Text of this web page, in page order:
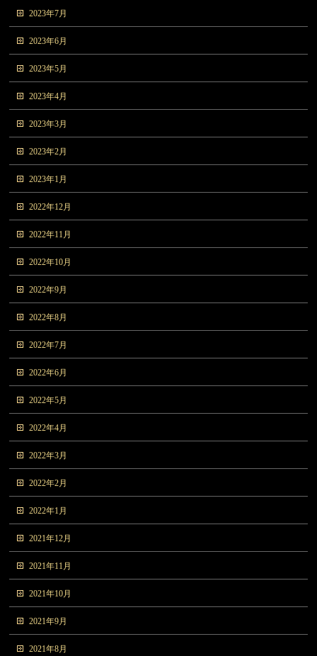
2023年7月
2023年6月
2023年5月
2023年4月
2023年3月
2023年2月
2023年1月
2022年12月
2022年11月
2022年10月
2022年9月
2022年8月
2022年7月
2022年6月
2022年5月
2022年4月
2022年3月
2022年2月
2022年1月
2021年12月
2021年11月
2021年10月
2021年9月
2021年8月